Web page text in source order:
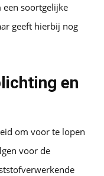
een soortgelijke
geeft hierbij nog
en
om voor te lopen
voor de